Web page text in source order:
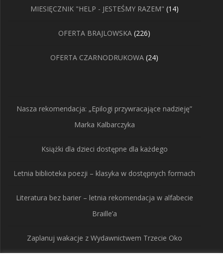
MIESIĘCZNIK "HELP - JESTEŚMY RAZEM" 1414
OFERTA BRAJLOWSKA 226226
OFERTA CZARNODRUKOWA 2424
Nasza rekomendacja: „Epilogi przywracające nadzieję”
Marka Kalbarczyka
Książki dla dzieci dostępne dla każdego
Letnia biblioteka poezji – klasyka w dostępnych formach
Literatura bez barier – letnia rekomendacja w alfabecie
Braille’a
Zaplanuj wakacje z Wydawnictwem Trzecie Oko